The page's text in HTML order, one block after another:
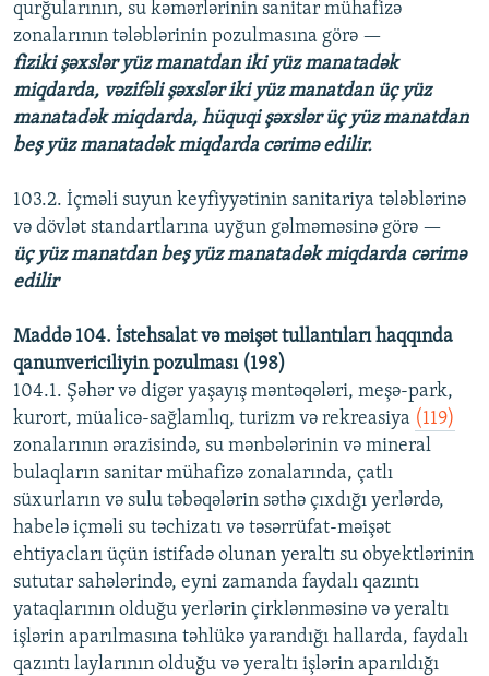
qurğularının, su kəmərlərinin sanitar mühafizə
zonalarının tələblərinin pozulmasına görə —
fiziki şəxslər yüz manatdan iki yüz manatadək
miqdarda, vəzifəli şəxslər iki yüz manatdan üç yüz
manatadək miqdarda, hüquqi şəxslər üç yüz manatdan
beş yüz manatadək miqdarda cərimə edilir.
103.2. İçməli suyun keyfiyyətinin sanitariya tələblərinə
və dövlət standartlarına uyğun gəlməməsinə görə —
üç yüz manatdan beş yüz manatadək miqdarda cərimə
edilir
Maddə 104. İstehsalat və məişət tullantıları haqqında
qanunvericiliyin pozulması (198)
104.1. Şəhər və digər yaşayış məntəqələri, meşə-park,
kurort, müalicə-sağlamlıq, turizm və rekreasiya (119)
zonalarının ərazisində, su mənbələrinin və mineral
bulaqların sanitar mühafizə zonalarında, çatlı
süxurların və sulu təbəqələrin səthə çıxdığı yerlərdə,
habelə içməli su təchizatı və təsərrüfat-məişət
ehtiyacları üçün istifadə olunan yeraltı su obyektlərinin
sututar sahələrində, eyni zamanda faydalı qazıntı
yataqlarının olduğu yerlərin çirklənməsinə və yeraltı
işlərin aparılmasına təhlükə yarandığı hallarda, faydalı
qazıntı laylarının olduğu və yeraltı işlərin aparıldığı